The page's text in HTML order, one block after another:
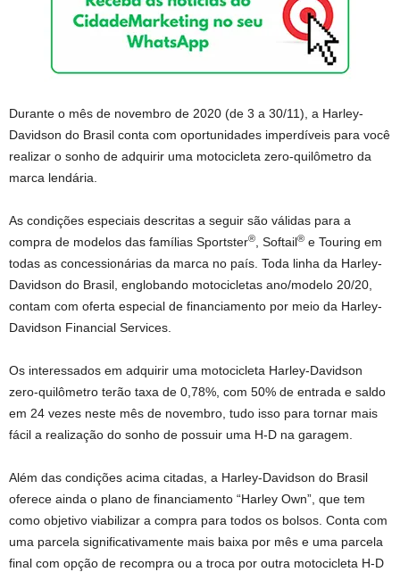
Durante o mês de novembro de 2020 (de 3 a 30/11), a Harley-
Davidson do Brasil conta com oportunidades imperdíveis para você
realizar o sonho de adquirir uma motocicleta zero-quilômetro da
marca lendária.
As condições especiais descritas a seguir são válidas para a
compra de modelos das famílias Sportster®, Softail® e Touring em
todas as concessionárias da marca no país. Toda linha da Harley-
Davidson do Brasil, englobando motocicletas ano/modelo 20/20,
contam com oferta especial de financiamento por meio da Harley-
Davidson Financial Services.
Os interessados em adquirir uma motocicleta Harley-Davidson
zero-quilômetro terão taxa de 0,78%, com 50% de entrada e saldo
em 24 vezes neste mês de novembro, tudo isso para tornar mais
fácil a realização do sonho de possuir uma H-D na garagem.
Além das condições acima citadas, a Harley-Davidson do Brasil
oferece ainda o plano de financiamento “Harley Own”, que tem
como objetivo viabilizar a compra para todos os bolsos. Conta com
uma parcela significativamente mais baixa por mês e uma parcela
final com opção de recompra ou a troca por outra motocicleta H-D